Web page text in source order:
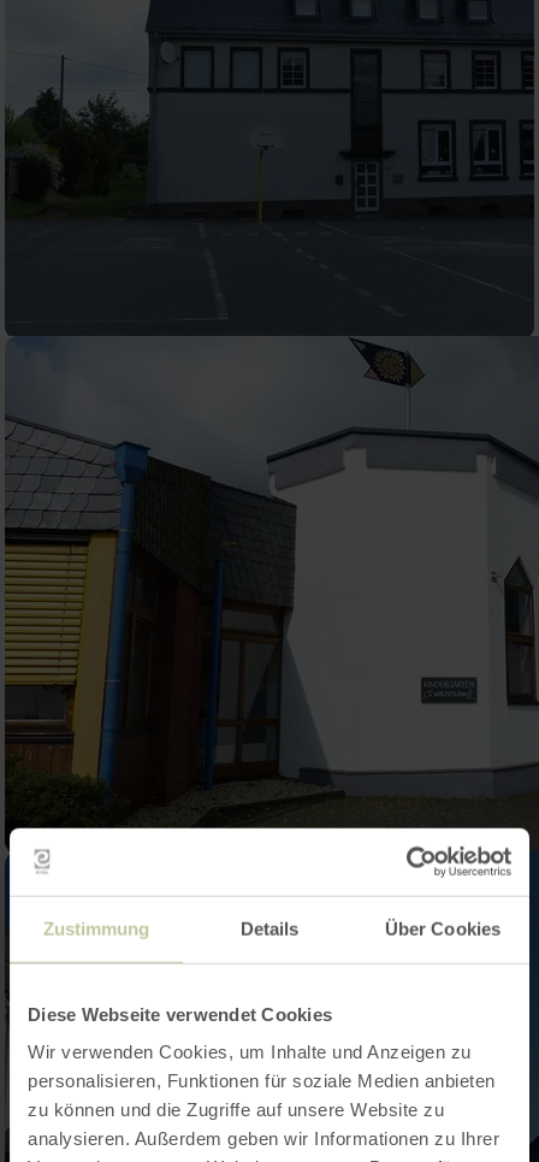
Zustimmung Details Über Cookies
Diese Webseite verwendet Cookies
Wir verwenden Cookies, um Inhalte und Anzeigen zu
personalisieren, Funktionen für soziale Medien anbieten
zu können und die Zugriffe auf unsere Website zu
analysieren. Außerdem geben wir Informationen zu Ihrer